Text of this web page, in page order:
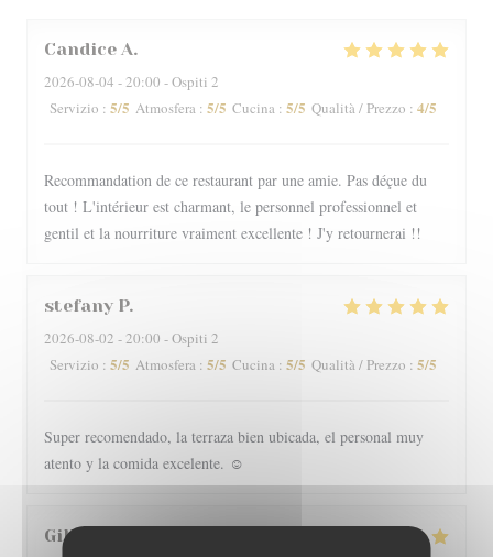
Candice A
2026-08-04 - 20:00 - Ospiti 2
Servizio : 5/5 Atmosfera : 5/5 Cucina : 5/5 Qualità / Prezzo : 4/5
Recommandation de ce restaurant par une amie. Pas déçue du
tout ! L'intérieur est charmant, le personnel professionnel et
gentil et la nourriture vraiment excellente ! J'y retournerai !!
stefany P
2026-08-02 - 20:00 - Ospiti 2
Servizio : 5/5 Atmosfera : 5/5 Cucina : 5/5 Qualità / Prezzo : 5/5
Super recomendado, la terraza bien ubicada, el personal muy
atento y la comida excelente. ☺️
Gilles